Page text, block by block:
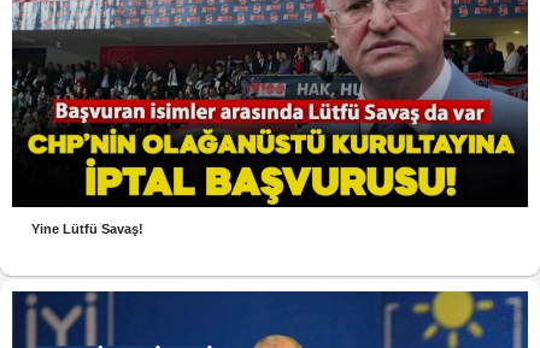
Yine Lütfü Savaş!